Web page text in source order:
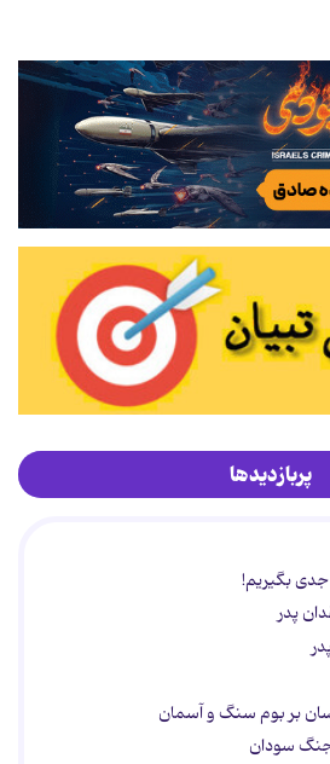
پربازدیدها
جدی بگیریم!
پدر
بر بوم سنگ و آسمان
جنگ سودان